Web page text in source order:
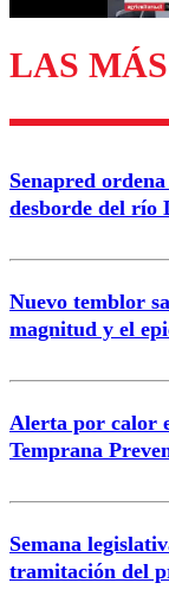
LAS
Senapred
desborde del río
Nuevo temblor
magnitud y el
Alerta por calor
Temprana
Semana
tramitación del